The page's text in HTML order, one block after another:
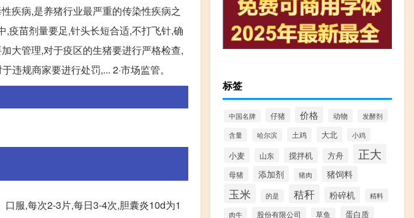
疾病,是养猪行业最严重的传染性疾病之
疫苗剂量要足,针头长短合适,不打飞针,确
大管理,对于疫区的生猪要进行严格检查,
规商家要进行处罚,... 2·市场监管。
服,每次2-3片,每日3-4次,胆囊炎10d为1
标签
中国名牌 仔猪 价格 动物 发酵剂
含量 哈尔滨 土鸡 大北 小鸡
小麦 山东 搅拌机 方舟 正大
母猪 添加剂 猪肉 猪饲料
玉米 的是 秸秆 粉碎机
精料
肉牛
股份有限公司 草鱼 蛋白质